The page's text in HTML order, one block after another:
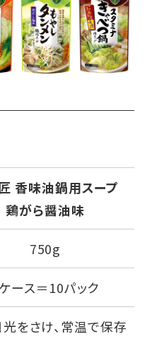
香味油鍋用スープ
鶏がら醤油味
750g
ース＝10パック
をさけ、常温で保存